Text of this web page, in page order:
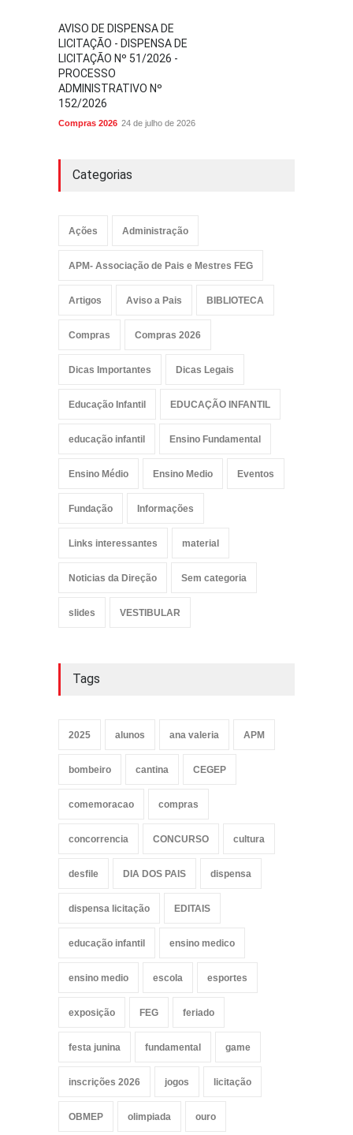
AVISO DE DISPENSA DE
LICITAÇÃO - DISPENSA DE
LICITAÇÃO Nº 51/2026 -
PROCESSO
ADMINISTRATIVO Nº
152/2026
Compras 2026 24 de julho de 2026
Categorias
Ações Administração
APM- Associação de Pais e Mestres FEG
Artigos Aviso a Pais BIBLIOTECA
Compras Compras 2026
Dicas Importantes Dicas Legais
Educação Infantil EDUCAÇÃO INFANTIL
educação infantil Ensino Fundamental
Ensino Médio Ensino Medio Eventos
Fundação Informações
Links interessantes material
Noticias da Direção Sem categoria
slides VESTIBULAR
Tags
2025 alunos ana valeria APM
bombeiro cantina CEGEP
comemoracao compras
concorrencia CONCURSO cultura
desfile DIA DOS PAIS dispensa
dispensa licitação EDITAIS
educação infantil ensino medico
ensino medio escola esportes
exposição FEG feriado
festa junina fundamental game
inscrições 2026 jogos licitação
OBMEP olimpiada ouro